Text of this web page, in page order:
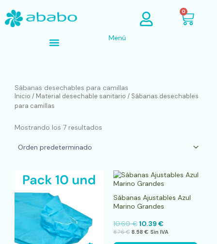
contenido
0
Cart
Menú
Sábanas desechables para camillas
Inicio / Material desechable sanitario / Sábanas desechables
para camillas
Mostrando los 7 resultados
Sábanas Ajustables Azul
Marino Grandes
10.60€10.39 €
8.76€ 8.58 € Sin IVA